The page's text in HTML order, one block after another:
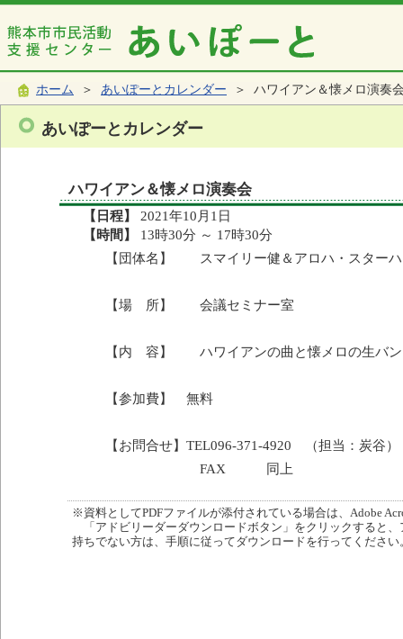
ホーム ＞ あいぽーとカレンダー ＞ ハワイアン＆懐メロ演奏
あいぽーとカレンダー
ハワイアン＆懐メロ演奏会
【日程】
2021年10月1日
【時間】
13時30分 ～ 17時30分
【団体名】 スマイリー健＆アロハ・スターハ
【場 所】 会議セミナー室
【内 容】 ハワイアンの曲と懐メロの生バン
【参加費】 無料
【お問合せ】TEL096-371-4920 （担当：炭谷）
FAX 同上
※資料としてPDFファイルが添付されている場合は、Adobe
「アドビリーダーダウンロードボタン」をクリックすると
持ちでない方は、手順に従ってダウンロードを行ってください